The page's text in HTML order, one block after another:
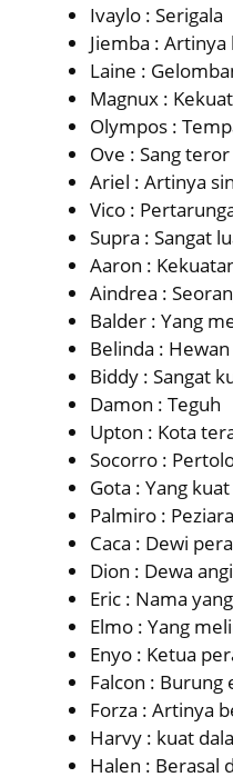
Ivaylo : Serigala
Jiemba :
Laine :
Magnux :
Olympos :
Ove : Sang teror
Ariel : Artinya
Vico :
Supra : Sangat
Aaron :
Aindrea :
Balder : Yang
Belinda :
Biddy : Sangat
Damon : Teguh
Upton : Kota
Socorro :
Gota : Yang kuat
Palmiro :
Caca : Dewi
Dion : Dewa
Eric : Nama
Elmo : Yang
Enyo : Ketua
Falcon : Burung
Forza : Artinya
Harvy : kuat
Halen : Berasal